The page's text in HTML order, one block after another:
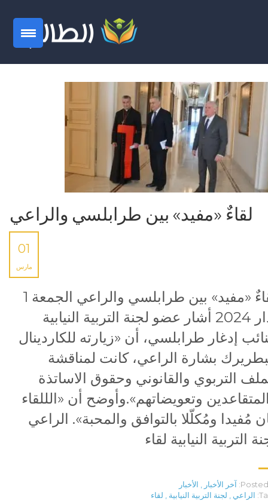
لقاءٌ «مفيد» بين طرابلسي والراعي
01
مارس
لقاءٌ «مفيد» بين طرابلسي والراعي الجمعة 1
آذار 2024 أشار عضو لجنة التربية النيابية
إدغار طرابلسي، أن «زيارته للكاردينال
بشارة الراعي، كانت لمناقشة
التربوي والقانوني وحقوق الاساتذة
وتعويضاتهم».وأوضح أن «الللقاء
مُفيدا ومُكلّلا بالتوافق والمحبة». الراعي
التربية النيابية لقاء
Posted آخر الأخبار , الأخبار
الراعي , لجنة التربية النيابية , لقاء